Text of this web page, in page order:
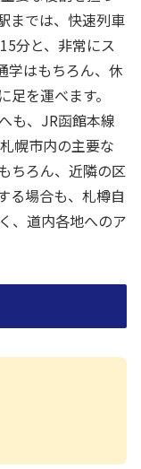
までは、快速列車
分と、非常にス
学はもちろん、休
を運べます。
も、JR函館本線
幌市内の主要な
ちろん、近隣の区
る場合も、札樽自
、道内各地へのア